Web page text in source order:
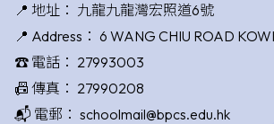
📍 地址： 九龍九龍灣宏照道6號
📍 Address： 6 WANG CHIU ROAD
☎️ 電話： 27993003
📠 傳真： 27990208
📬 電郵： schoolmail@bpcs.edu.hk